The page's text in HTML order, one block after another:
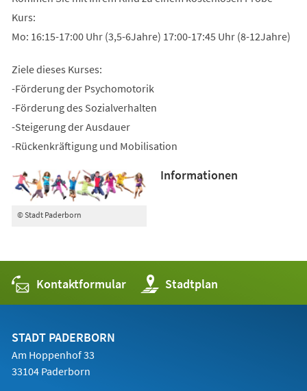
Kurs:
Mo: 16:15-17:00 Uhr (3,5-6Jahre) 17:00-17:45 Uhr (8-12Jahre)
Ziele dieses Kurses:
-Förderung der Psychomotorik
-Förderung des Sozialverhalten
-Steigerung der Ausdauer
-Rückenkräftigung und Mobilisation
© Stadt Paderborn
Informationen
Kontaktformular Stadtplan
(Öffnet
in
einem
STADT PADERBORN
Am Hoppenhof 33
33104 Paderborn